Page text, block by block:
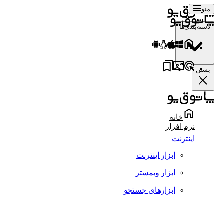
منو
دسته‌بندی‌ها
بستن
خانه
نرم افزار
اینترنت
ابزار اینترنت
ابزار وبمستر
ابزارهای جستجو